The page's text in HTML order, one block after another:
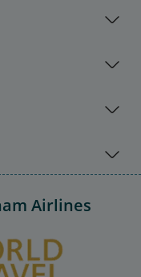
Airlines